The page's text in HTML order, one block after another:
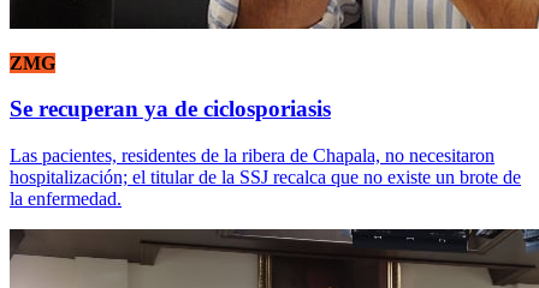
ZMG
Se recuperan ya de ciclosporiasis
Las pacientes, residentes de la ribera de Chapala, no necesitaron
hospitalización; el titular de la SSJ recalca que no existe un brote de
la enfermedad.